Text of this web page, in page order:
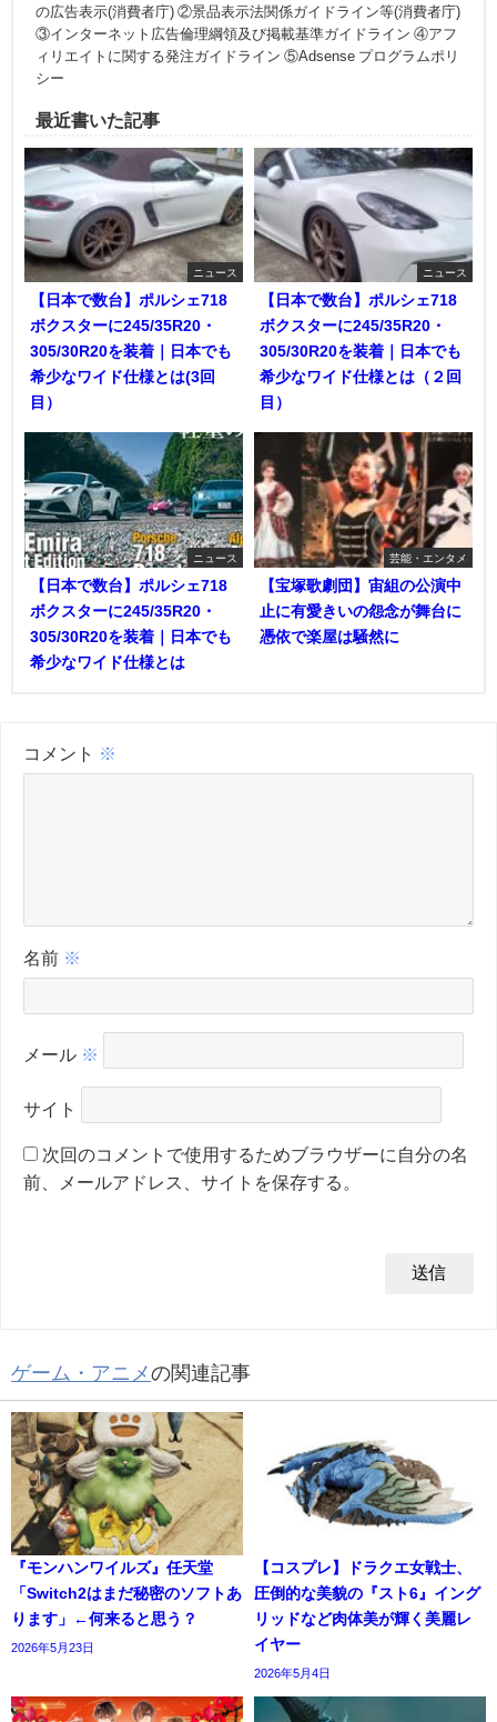
の広告表示(消費者庁) ②景品表示法関係ガイドライン等(消費者庁)
③インターネット広告倫理綱領及び掲載基準ガイドライン ④アフ
ィリエイトに関する発注ガイドライン ⑤Adsense プログラムポリ
シー
最近書いた記事
ニュース
【日本で数台】ポルシェ718
ボクスターに245/35R20・
305/30R20を装着｜日本でも
希少なワイド仕様とは(3回
目）
ニュース
【日本で数台】ポルシェ718
ボクスターに245/35R20・
305/30R20を装着｜日本でも
希少なワイド仕様とは（２回
目）
ニュース
【日本で数台】ポルシェ718
ボクスターに245/35R20・
305/30R20を装着｜日本でも
希少なワイド仕様とは
芸能・エンタメ
【宝塚歌劇団】宙組の公演中
止に有愛きいの怨念が舞台に
憑依で楽屋は騒然に
コメント ※
名前 ※
メール ※
サイト
次回のコメントで使用するためブラウザーに自分の名
前、メールアドレス、サイトを保存する。
ゲーム・アニメの関連記事
『モンハンワイルズ』任天堂
「Switch2はまだ秘密のソフトあ
ります」←何来ると思う？
2026年5月23日
【コスプレ】ドラクエ女戦士、
圧倒的な美貌の『スト6』イング
リッドなど肉体美が輝く美麗レ
イヤー
2026年5月4日